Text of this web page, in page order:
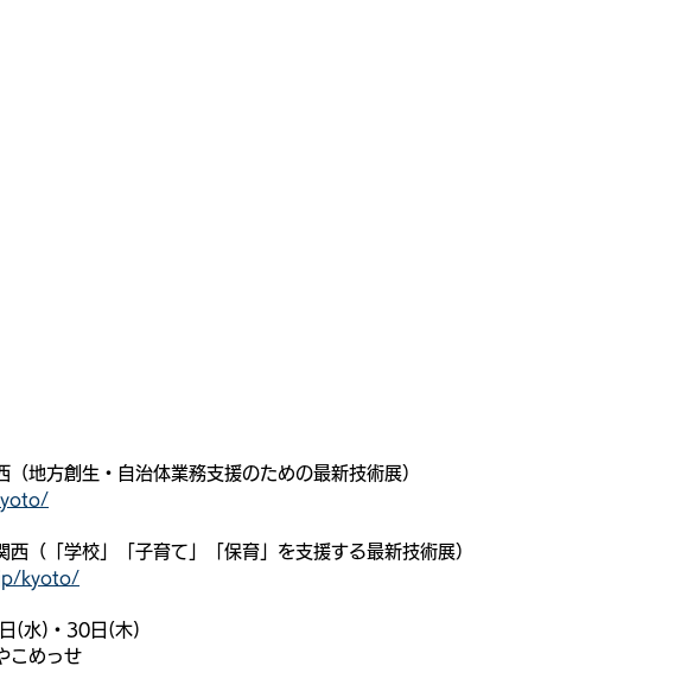
地方創生・自治体業務支援のための最新技術展）
（「学校」「子育て」「保育」を支援する最新技術展）
kyoto/
(水)・30日(木)
こめっせ